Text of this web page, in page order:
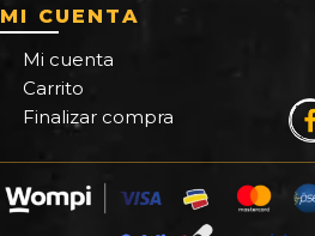
MI CUENTA
Mi cuenta
Carrito
Finalizar compra